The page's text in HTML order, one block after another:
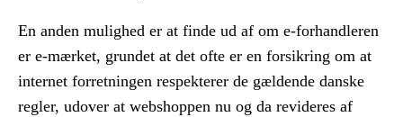
En anden mulighed er at finde ud af om e-forhandleren
er e-mærket, grundet at det ofte er en forsikring om at
internet forretningen respekterer de gældende danske
regler, udover at webshoppen nu og da revideres af